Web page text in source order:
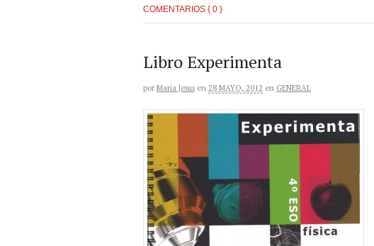
COMENTARIOS { 0 }
Libro Experimenta
por Maria Jesus en 28 MAYO, 2012 en GENERAL